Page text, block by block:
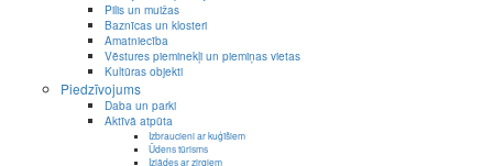
Pilis un muižas
Baznīcas un klosteri
Amatniecība
Vēstures pieminekļi un piemiņas vietas
Kultūras objekti
Piedzīvojums
Daba un parki
Aktīvā atpūta
Izbraucieni ar kuģīšiem
Ūdens tūrisms
Izjādes ar zirgiem